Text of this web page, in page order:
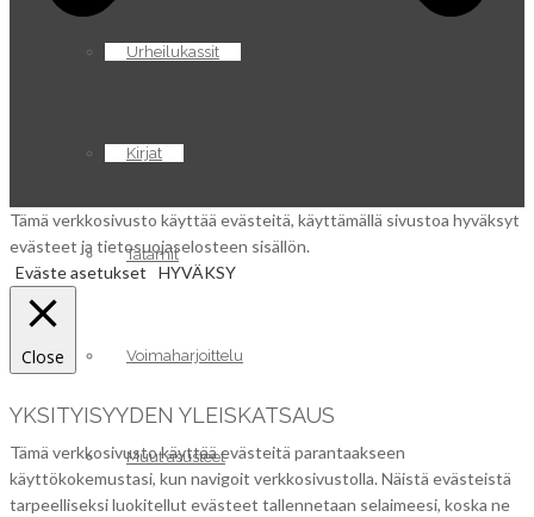
Urheilukassit
Kirjat
Tatamit
Voimaharjoittelu
Muut asusteet
Tämä verkkosivusto käyttää evästeitä, käyttämällä sivustoa hyväksyt
evästeet ja tietosuojaselosteen sisällön.
Eväste asetukset
HYVÄKSY
Close
YKSITYISYYDEN YLEISKATSAUS
Tämä verkkosivusto käyttää evästeitä parantaakseen
käyttökokemustasi, kun navigoit verkkosivustolla. Näistä evästeistä
tarpeelliseksi luokitellut evästeet tallennetaan selaimeesi, koska ne